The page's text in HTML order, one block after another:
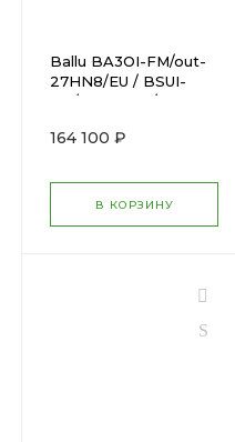
Ballu BA3OI-FM/out-
27HN8/EU / BSUI-
FM/in-09HN8/EUx3
164 100 ₽
В КОРЗИНУ